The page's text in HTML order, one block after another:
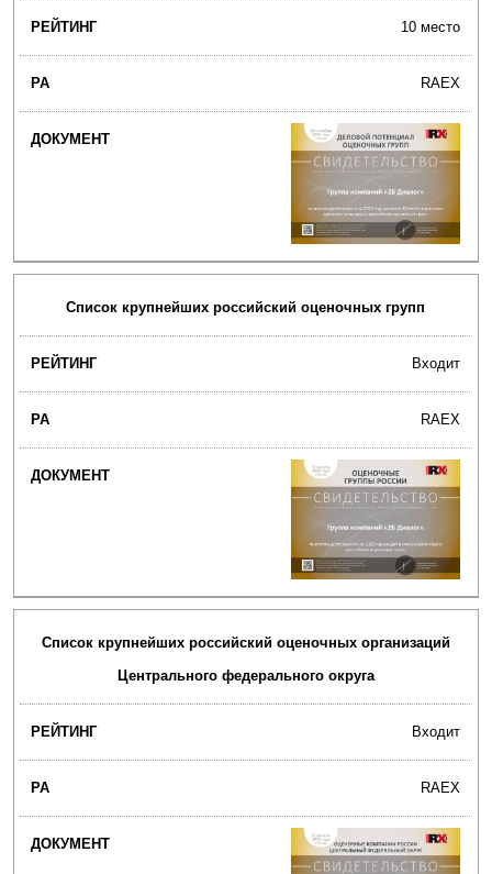
10 место
RAEX
Список крупнейших российский оценочных групп
Входит
RAEX
Список крупнейших российский оценочных организаций
Центрального федерального округа
Входит
RAEX